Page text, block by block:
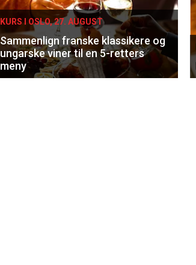
KURS I OSLO, 27. AUGUST
Sammenlign franske klassikere og
ungarske viner til en 5-retters
meny